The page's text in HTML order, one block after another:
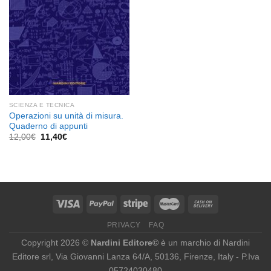
SCIENZA E TECNICA
Operazioni su unità di misura.
Quaderno di appunti
12,00€
Il
11,40€Il
PRIVACY FAQ
Copyright 2026 © Nardini Editore© è un marchio di Nardini
Editore srl, Via Giovanni Lanza 64/A, 50136, Firenze, Italy - P.Iva